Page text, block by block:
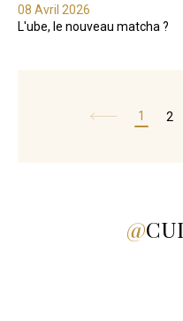
08 Avril 2026
L'ube, le nouveau matcha ?
Page
1 2